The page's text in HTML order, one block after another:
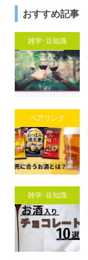
おすすめ記事
雑学･豆知識
ペアリング
雑学･豆知識